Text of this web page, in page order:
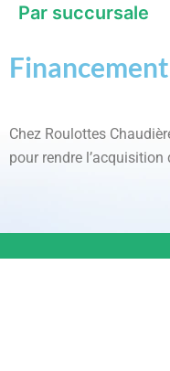
Par succursale
Par succursale
Par marque
Foundation
Chez Roulottes
pour rendre